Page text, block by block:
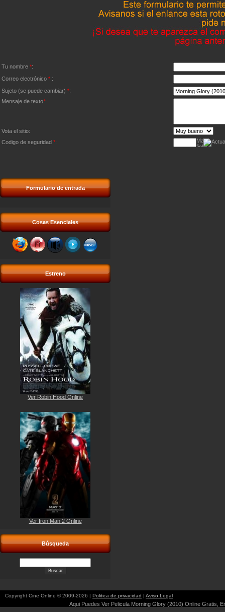
Tu nombre *:
Correo electrónico * :
Sujeto (se puede cambiar) *:
Mensaje de texto*:
Vota el sitio:
Codigo de seguridad *:
Formulario de entrada
Cosas Esenciales
Estreno
Ver Robin Hood Online
Ver Iron Man 2 Online
Búsqueda
Copyright Cine Online © 2009-2026 | Politica de privacidad | Aviso Legal
Aqui Puedes Ver Pelicula Morning Glory (2010) Online Gratis,